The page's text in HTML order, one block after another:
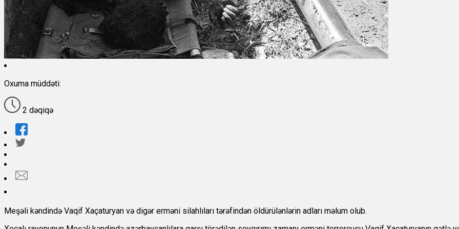
Oxuma müddəti:
2 dəqiqə
Meşəli kəndində Vaqif Xaçaturyan və digər erməni silahlıları tərəfindən öldürülənlərin adları məlum olub.